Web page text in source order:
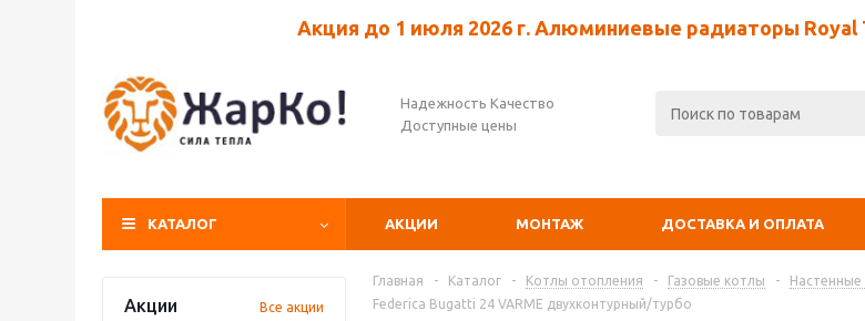
Акция до 1 июля 2026 г. Алюминиевые радиаторы Royal
Надежность Качество
Доступные цены
КАТАЛОГ АКЦИИ МОНТАЖ ДОСТАВКА И ОПЛАТА
Акции Все акции
Главная - Каталог - Котлы отопления - Газовые котлы - Настенные
Federica Bugatti 24 VARME двухконтурный/турбо